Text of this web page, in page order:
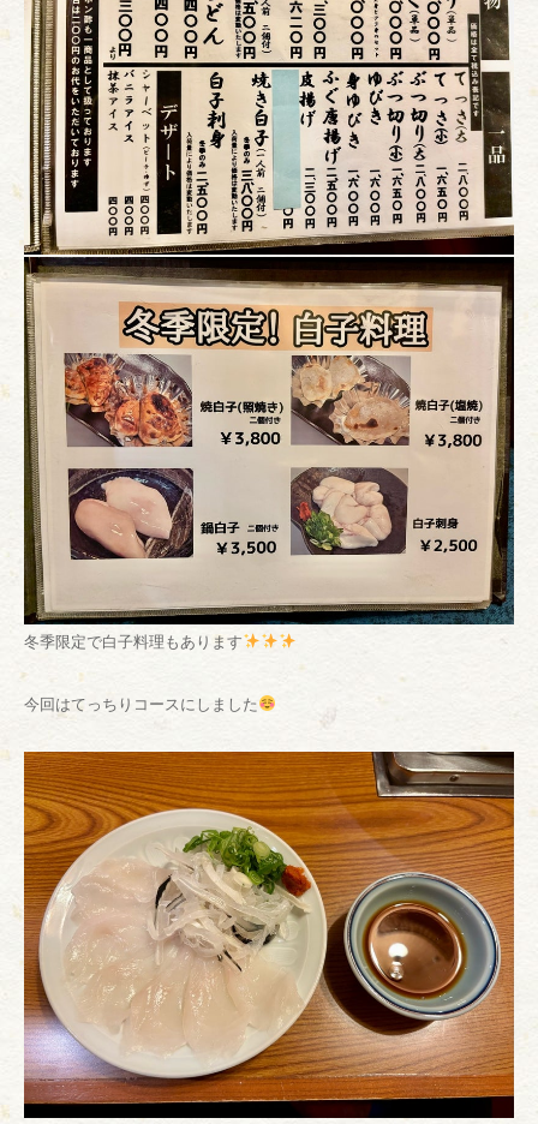
冬季限定で白子料理もあります
今回はてっちりコースにしました